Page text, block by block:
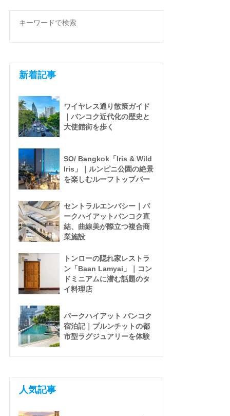
新着記事
ワイヤレス通り散策ガイド
｜バンコク近代化の歴史と
大使館街を歩く
SO/ Bangkok「Iris & Wild
Iris」｜ルンピニ公園の絶景
を楽しむルーフトップバー
セントラルエンバシー｜パ
ークハイアットバンコク直
結、曲線美が際立つ複合商
業施設
トンローの隠れ家レストラ
ン「Baan Lamyai」｜コン
ドミニアムに潜む話題のタ
イ料理店
パークハイアット バンコク
宿泊記｜プルンチットの都
市型ラグジュアリーを体験
人気記事